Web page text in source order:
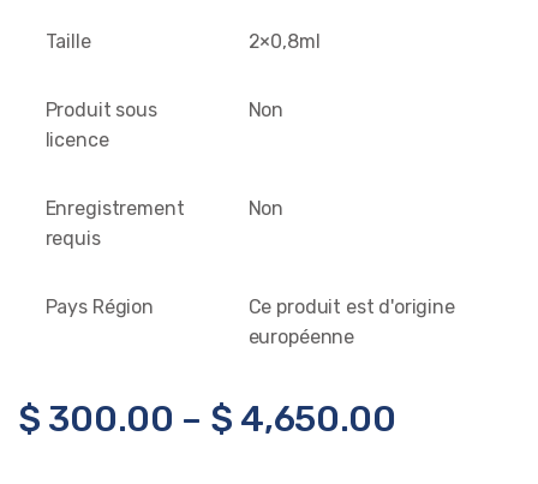
Taille 2×0,8ml
Produit sous
licence
Non
Enregistrement
requis
Non
Pays Région
Ce produit est d'origine
européenne
$ 300.00 – $ 4,650.00